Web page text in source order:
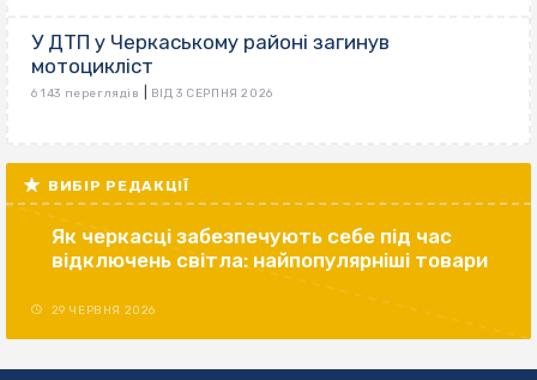
У ДТП у Черкаському районі загинув
мотоцикліст
6 143 переглядів ВІД 3 СЕРПНЯ 2026
ВИБІР РЕДАКЦІЇ
Як черкасці забезпечують себе під час
відключень світла: найпопулярніші товари
29 ЧЕРВНЯ 2026